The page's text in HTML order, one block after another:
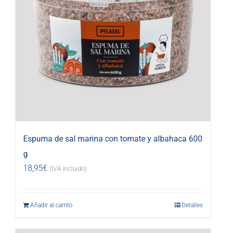
Espuma de sal marina con tomate y albahaca 600
g
18,95€ (IVA incluido)
Añadir al carrito Detalles